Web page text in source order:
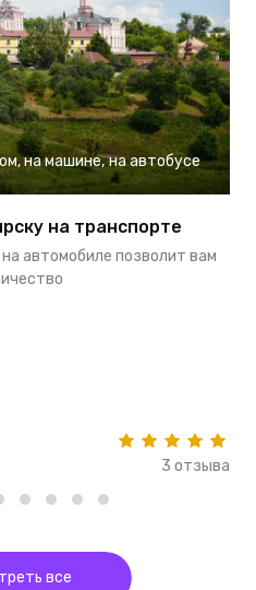
, на машине, на автобусе
на транспорте
автомобиле позволит вам
3 отзыва
все